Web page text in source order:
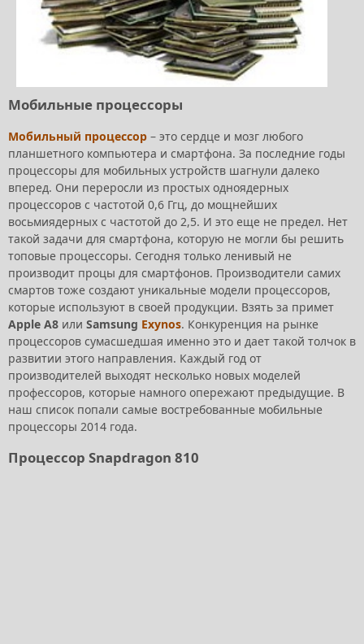
Мобильные процессоры
Мобильный процессор – это сердце и мозг любого
планшетного компьютера и смартфона. За последние годы
процессоры для мобильных устройств шагнули далеко
вперед. Они переросли из простых одноядерных
процессоров с частотой 0,6 Ггц, до мощнейших
восьмиядерных с частотой до 2,5. И это еще не предел. Нет
такой задачи для смартфона, которую не могли бы решить
топовые процессоры. Сегодня только ленивый не
производит процы для смартфонов. Производители самих
смартов тоже создают уникальные модели процессоров,
которые используют в своей продукции. Взять за примет
Apple А8 или Samsung Exynos. Конкуренция на рынке
процессоров сумасшедшая именно это и дает такой толчок в
развитии этого направления. Каждый год от
производителей выходят несколько новых моделей
профессоров, которые намного опережают предыдущие. В
наш список попали самые востребованные мобильные
процессоры 2014 года.
Процессор Snapdragon 810